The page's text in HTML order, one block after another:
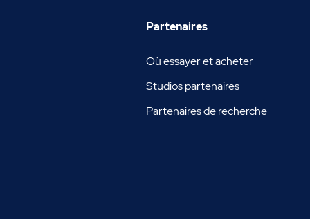
Partenaires
Où essayer et acheter
Studios partenaires
Partenaires de recherche